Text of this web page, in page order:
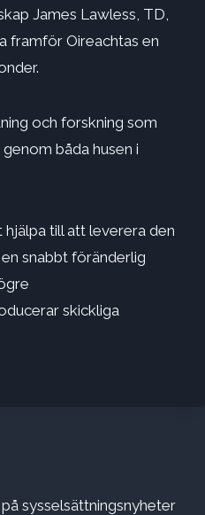
James Lawless, TD,
framför Oireachtas en
och forskning som
båda husen i
till att leverera den
snabbt föränderlig
skickliga
sysselsättningsnyheter